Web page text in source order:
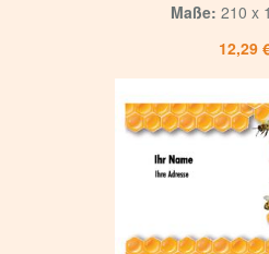
12,29
Maße: 210 x